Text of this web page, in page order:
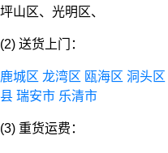
坪山区、光明区、
(2) 送货上门：
鹿城区 龙湾区 瓯海区 洞头区
县 瑞安市 乐清市
(3) 重货运费：